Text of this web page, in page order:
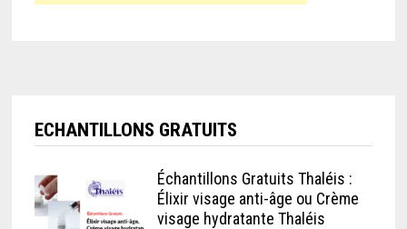
ECHANTILLONS GRATUITS
Échantillons Gratuits Thaléis :
Élixir visage anti-âge ou Crème
visage hydratante Thaléis